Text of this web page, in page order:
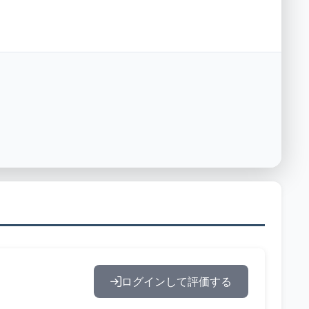
ログインして評価する